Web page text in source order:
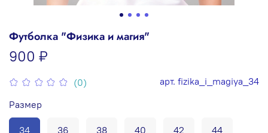
(0) арт. fizika_i_magiya_34
Футболка "Физика и магия"
900 ₽
Размер
34 36 38 40 42 44